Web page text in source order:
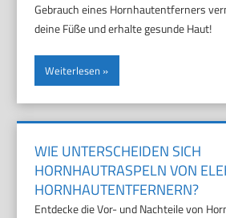
Gebrauch eines Hornhautentferners
deine Füße und erhalte gesunde Haut!
Weiterlesen
WIE UNTERSCHEIDEN SICH
HORNHAUTRASPELN VON
HORNHAUTENTFERNERN?
Entdecke die Vor- und Nachteile von